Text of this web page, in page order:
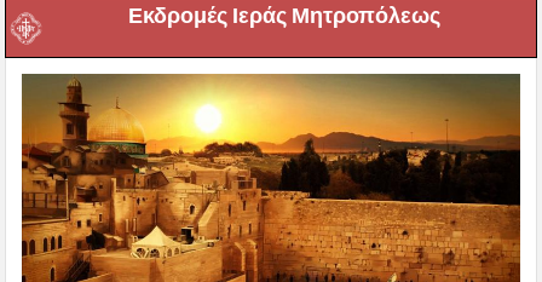
Εκδρομές Ιεράς Μητροπόλεως